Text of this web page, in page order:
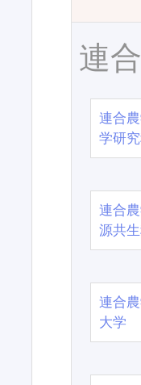
連
連合
学研
連合
源共
連合
大学